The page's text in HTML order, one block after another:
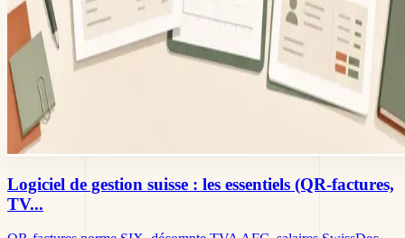
Logiciel de gestion suisse : les essentiels (QR-factures,
TV...